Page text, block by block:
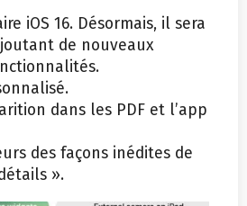
iOS 16. Désormais, il sera
de nouveaux
dans les PDF et l’app
des façons inédites de
».